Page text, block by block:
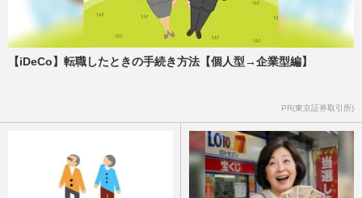
【iDeCo】転職したときの手続き方法【個人型→企業型編】
PR(東京証券取引所)